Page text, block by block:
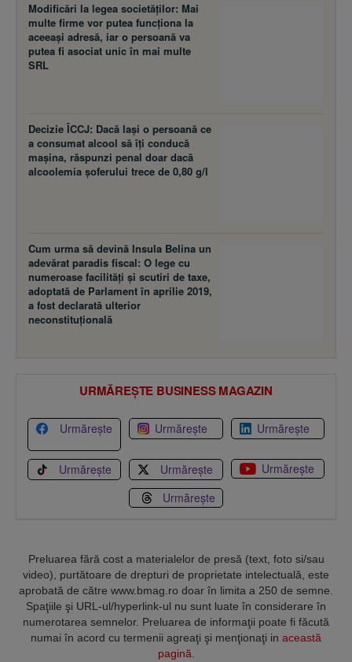
Modificări la legea societăţilor: Mai
multe firme vor putea funcţiona la
aceeaşi adresă, iar o persoană va
putea fi asociat unic în mai multe
SRL
Decizie ÎCCJ: Dacă laşi o persoană ce
a consumat alcool să îţi conducă
maşina, răspunzi penal doar dacă
alcoolemia şoferului trece de 0,80 g/l
Cum urma să devină Insula Belina un
adevărat paradis fiscal: O lege cu
numeroase facilităţi şi scutiri de taxe,
adoptată de Parlament în aprilie 2019,
a fost declarată ulterior
neconstituţională
URMĂREȘTE BUSINESS MAGAZIN
Urmărește Urmărește Urmărește
Urmărește Urmărește
Urmărește
Urmărește
Preluarea fără cost a materialelor de presă (text, foto si/sau
video), purtătoare de drepturi de proprietate intelectuală, este
aprobată de către www.bmag.ro doar în limita a 250 de semne.
Spaţiile şi URL-ul/hyperlink-ul nu sunt luate în considerare în
numerotarea semnelor. Preluarea de informaţii poate fi făcută
numai în acord cu termenii agreaţi şi menţionaţi in această
pagină